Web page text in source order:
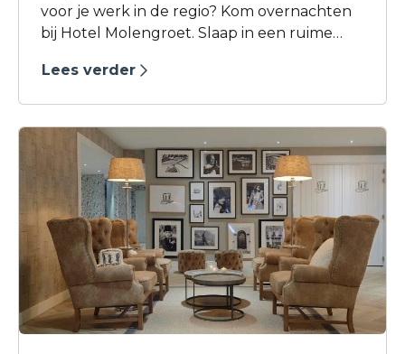
voor je werk in de regio? Kom overnachten
bij Hotel Molengroet. Slaap in een ruime
heerlijk bed, gratis Wifi en ontbijt s'ochtends
Geestmerambacht tegenover ons. Parkeren
is gratis en dorpjes als Bergen, Schoorl,
Egmond op 10 minuten afstand. Wees
welkom!
Lees verder